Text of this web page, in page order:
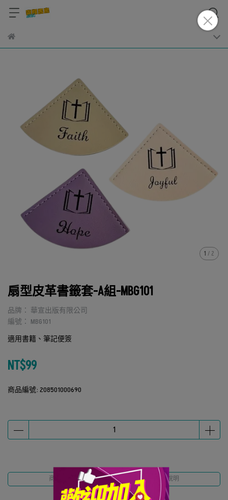
1 / 2
扇型皮革書籤套-A組-MBG101
品牌： 華宣出版有限公司
編號： MBG101
適用書籍、筆記便簽
NT$99
商品編號: 208501000690
商品介紹 規格說明